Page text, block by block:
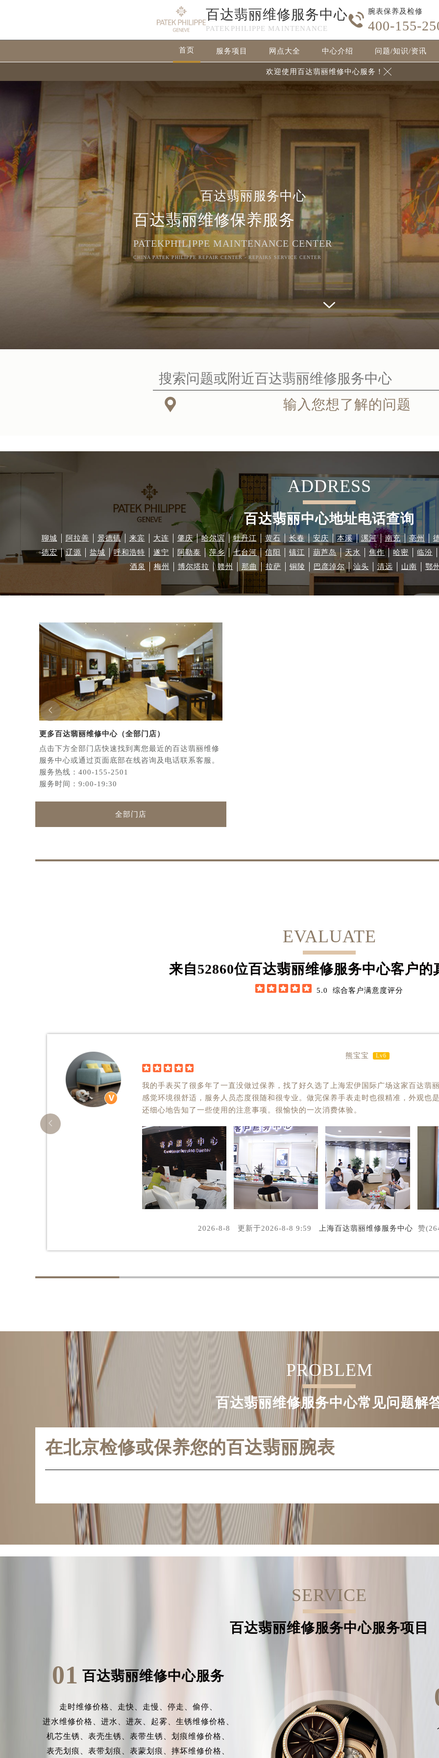
百达翡丽维修服务中心
PATEKPHILIPPE MAINTENANCE

腕表保养及检修
400-155-
首页 服务项目 网点大全 中心介绍 问题/知识/资讯
欢迎使用百达翡丽维修中心服务！ 
百达翡丽服务中心
百达翡丽维修保养服务
PATEKPHILIPPE MAINTENANCE CENTER
CHINA PATEK PHILIPPE REPAIR CENTER - REPAIRS SERVICE CENTER
 输入您想了解的问题
ADDRESS
百达翡丽中心地址电话查询
聊城 阿拉善 景德镇 来宾 大连 肇庆 哈尔滨 牡丹江 黄石 长春 安庆 本溪 漯河 南充 亳州
德宏
辽源 盐城 呼和浩特 遂宁 阿勒泰 萍乡 七台河 信阳 镇江 葫芦岛 天水 焦作 哈密
临汾
酒泉
梅州 博尔塔拉 赣州 那曲 拉萨 铜陵 巴彦淖尔 汕头 清远 山南 鄂
更多百达翡丽维修中心（全部门店）
点击下方全部门店快速找到离您最近的百达翡丽维修
服务中心或通过页面底部在线咨询及电话联系客服。
服务热线： 400-155-2501
服务时间：9:00-19:30
全部门店

EVALUATE
来自62852位百达翡丽维修服务中心客户的
     5.0 综合客户满意度评分
熊宝宝 Lv6
    
我的手表买了很多年了一直没做过保养，找了好久选了上海宏伊国际广场这家百达翡
感觉环境很舒适，服务人员态度很随和很专业。做完保养手表走时也很精准，外观也
还细心地告知了一些使用的注意事项。很愉快的一次消费体验。
2026-8-8 更新于2026-8-8 9:59 上海百达翡丽维修服务中心 赞

PROBLEM
百达翡丽维修服务中心常见问题解
在北京检修或保养您的百达翡丽腕表
SERVICE
百达翡丽维修服务中心服务项目
01 百达翡丽维修中心服务
走时维修价格、 走快、 走慢、 停走、 偷停、
进水维修价格、 进水、 进灰、 起雾、 生锈维修价格、
机芯生锈、 表壳生锈、 表带生锈、 划痕维修价格、
表壳划痕、 表带划痕、 表蒙划痕、 摔坏维修价格、